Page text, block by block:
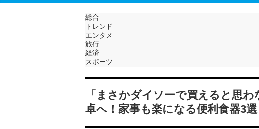
総合
トレンド
エンタメ
旅行
経済
スポーツ
「まさかダイソーで買えると思
卓へ！家事も楽になる便利食器3選